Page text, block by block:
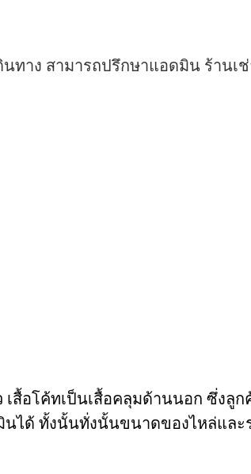
ทาง สามารถปรึกษาแอดมิน ร้านเ
สื้อโค้ทเป็นเสื้อคลุมด้านนอก ซึ่งลูก
นได้ ทั้งนั้นทั่งนั้นขนาดของไหล่แล